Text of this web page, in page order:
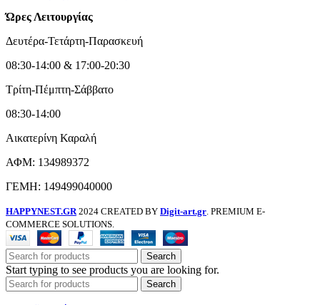
Ώρες Λειτουργίας
Δευτέρα-Τετάρτη-Παρασκευή
08:30-14:00 & 17:00-20:30
Τρίτη-Πέμπτη-Σάββατο
08:30-14:00
Αικατερίνη Καραλή
ΑΦΜ: 134989372
ΓΕΜΗ: 149499040000
HAPPYNEST.GR 2024 CREATED BY Digit-art.gr. PREMIUM E-
COMMERCE SOLUTIONS.
Search
Start typing to see products you are looking for.
Search